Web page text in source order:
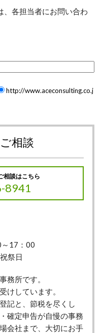
、各担当者にお問い合わ
http://www.aceconsulting.co.j
相談
相談はこちら
8941
17：00
祭日
務所です。
けしています。
記と、節税を尽くし
確定申告が自慢の事務
会社まで、大切にお手